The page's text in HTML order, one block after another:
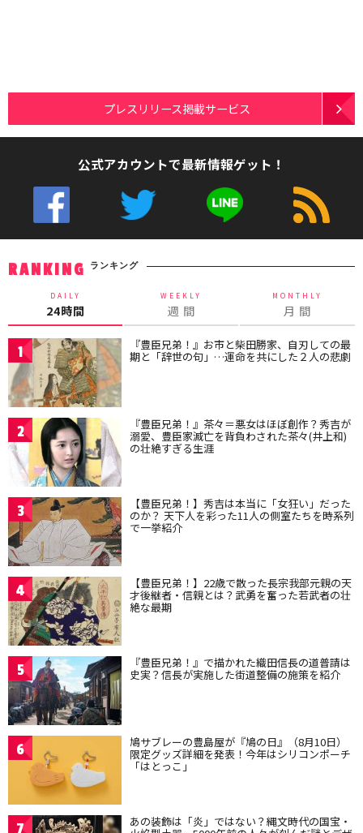
プレスリリース掲載サービス
公式アカウントで最新情報ゲット！
RANKING ランキング
DAILY
24時間
WEEKLY
週 間
MONTHLY
月 間
1 『豊臣兄弟！』お市と柴田勝家、自刃しての最
期と「辞世の句」…運命を共にした２人の悲劇
2 『豊臣兄弟！』茶々＝悪女はほぼ創作？秀吉が
溺愛、豊臣家滅亡を背負わされた茶々(井上和)
の壮絶すぎる生涯
3 【豊臣兄弟！】秀吉は本当に「女狂い」だった
のか？ 天下人を彩った11人の側室たちを時系列
で一挙紹介
4 【豊臣兄弟！】22歳で散った長宗我部元親の天
才後継者・信親とは？武勇を奮った若武者の壮
絶な最期
5 『豊臣兄弟！』で描かれた織田信長の道普請は
史実？信長が実施した街道整備の施策を紹介
6 鳩サブレーの豊島屋が『鳩の日』（8月10日）
限定グッズ詳細を発表！今年はシリコンポーチ
「はとっこ」
7 あの装飾は「炎」ではない？縄文時代の国宝・